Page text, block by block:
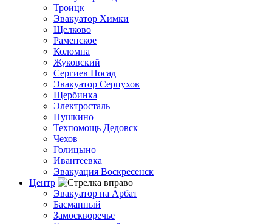
Троицк
Эвакуатор Химки
Щелково
Раменское
Коломна
Жуковский
Сергиев Посад
Эвакуатор Серпухов
Щербинка
Электросталь
Пушкино
Техпомощь Дедовск
Чехов
Голицыно
Ивантеевка
Эвакуация Воскресенск
Центр
Эвакуатор на Арбат
Басманный
Замоскворечье